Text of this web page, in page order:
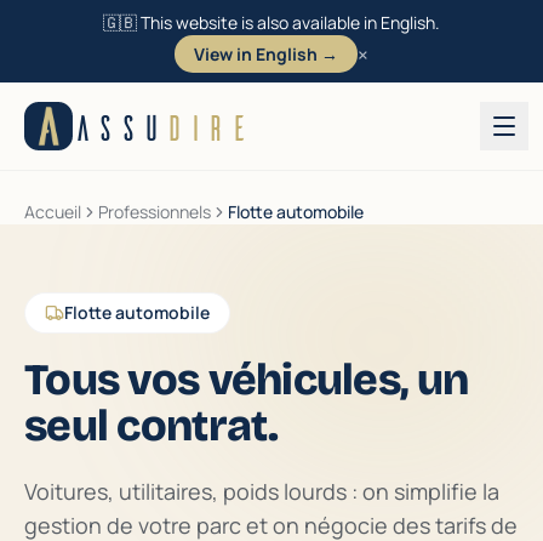
🇬🇧 This website is also available in English.
View in English →
×
Aller au contenu
ASSU DIRE
Accueil Professionnels Flotte automobile
Flotte automobile
Tous vos véhicules, un
seul contrat.
Voitures, utilitaires, poids lourds : on simplifie la
gestion de votre parc et on négocie des tarifs de